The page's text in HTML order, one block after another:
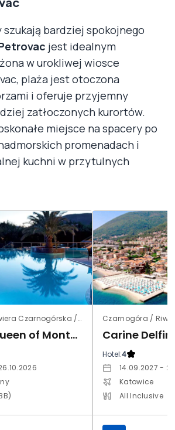
bardziej spokojnego
jest idealnym
w urokliwej wiosce
plaża jest otoczona
i oferuje przyjemny
zatłoczonych kurortów.
miejsce na spacery po
promenadach i
kuchni w przytulnych
Czarnogóra / Riwiera Czarnogórska / Becici
Eurostars Queen of Montenegro (ex. Falkensteiner Montenegro)
Hotel:4
14.09.2027 -
Katowice
All Inclusive